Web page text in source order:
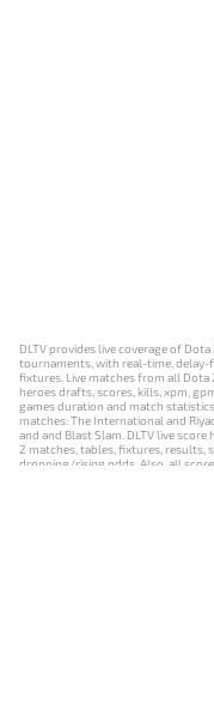
DLTV provides live coverage of
tournaments, with real-time, delay-
fixtures. Live matches from all Dota
heroes drafts, scores, kills, xpm,
games duration and match
matches: The International and
and and Blast Slam. DLTV live
2 matches, tables, fixtures, results,
dropping/rising odds. Also, all